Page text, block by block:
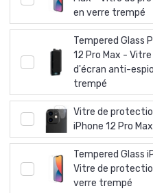
en verre trempé
Tempered Glass
12 Pro Max -
d'écran anti-
trempé
Vitre de
iPhone 12 Pro Max
Tempered Glass
Vitre de
verre trempé